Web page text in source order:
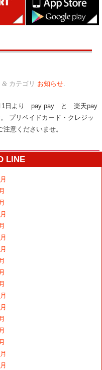
& カテゴリ お知らせ
1日より pay pay と 楽天pay
プリペイドカード・クレジッ
意くださいませ。
LINE